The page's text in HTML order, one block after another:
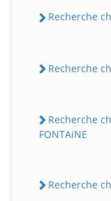
Recherche
Recherche
Recherche
FONTAiNE
Recherche